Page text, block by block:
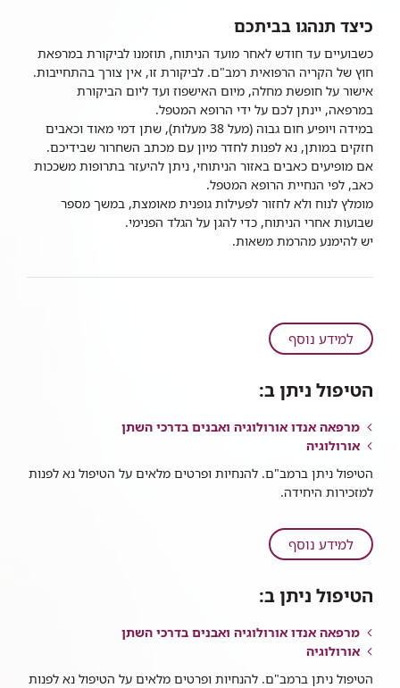
כיצד תנהגו בביתכם
כשבועיים עד חודש לאחר מועד הניתוח, תוזמנו לביקורת במרפאת
חוץ של הקריה הרפואית רמב"ם. לביקורת זו, אין צורך בהתחייבות.
אישור על חופשת מחלה, מיום האישפוז ועד ליום הביקורת
במרפאה, יינתן לכם על ידי הרופא המטפל.
במידה ויופיע חום גבוה (מעל 38 מעלות), שתן דמי מאוד וכאבים
חזקים במותן, נא לפנות לחדר מיון עם מכתב השחרור שבידיכם.
אם מופיעים כאבים באזור הניתוחי, ניתן להיעזר בתרופות משככות
כאב, לפי הנחיית הרופא המטפל.
מומלץ לנוח ולא לחזור לפעילות גופנית מאומצת, במשך מספר
שבועות אחרי הניתוח, כדי להגן על הגלד הפנימי.
יש להימנע מהרמת משאות.
למידע נוסףעל
ניתוח
אבן
המותן
הטיפול ניתן ב:
מרפאה אנדו אורולוגיה ואבנים בדרכי השתן
אורולוגיה
הטיפול ניתן ברמב"ם. להנחיות ופרטים מלאים על הטיפול נא לפנות
למזכירות היחידה.
למידע נוסףעל
ריסוק
בגישה
הטיפול ניתן ב:
מרפאה אנדו אורולוגיה ואבנים בדרכי השתן
אורולוגיה
הטיפול ניתן ברמב"ם. להנחיות ופרטים מלאים על הטיפול נא לפנות